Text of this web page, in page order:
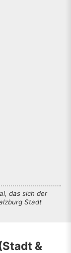
das sich der
Stadt
&